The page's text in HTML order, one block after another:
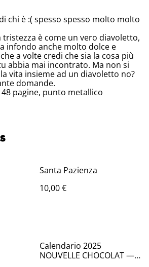
chi è :( spesso spesso molto molto
tristezza è come un vero diavoletto,
infondo anche molto dolce e
a volte credi che sia la cosa più
abbia mai incontrato. Ma non si
vita insieme ad un diavoletto no?
domande.
pagine, punto metallico
Santa Pazienza
10,00 €
Calendario 2025
NOUVELLE CHOCOLAT —